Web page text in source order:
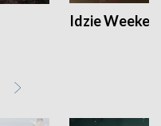
Idzie